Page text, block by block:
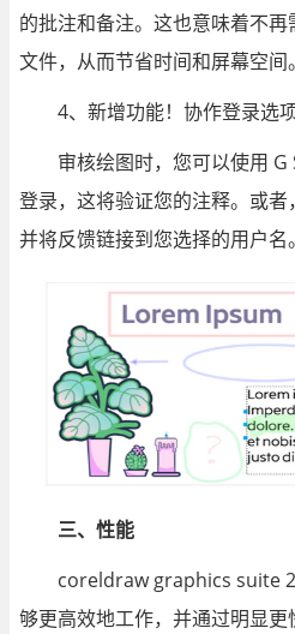
的批注和备注。这也意味着不
文件，从而节省时间和屏幕空间。
4、新增功能！协作登录选
审核绘图时，您可以使用 G
登录，这将验证您的注释。或者
并将反馈链接到您选择的用户名。
三、性能
coreldraw graphics suite
够更高效地工作，并通过明显